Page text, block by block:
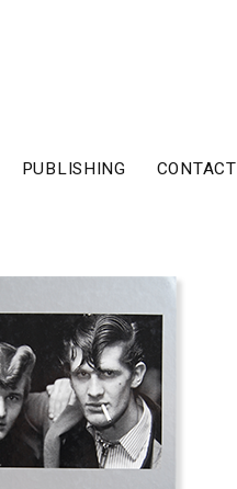
PUBLISHING CONTACT